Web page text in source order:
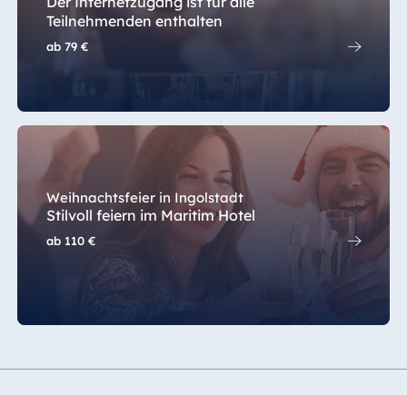
Teilnehmenden enthalten
ab79 €
Weihnachtsfeier in Ingolstadt
Stilvoll feiern im Maritim Hotel
ab110 €